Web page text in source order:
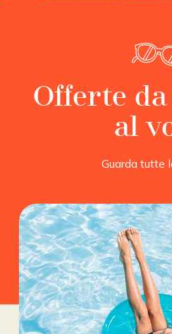
Offerte
al
Guarda tutte